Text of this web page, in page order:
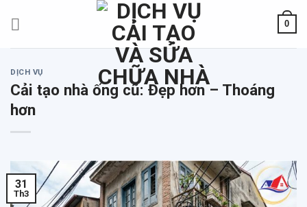
0
DỊCH VỤ
Cải tạo nhà ống cũ: Đẹp hơn – Thoáng
hơn
31
Th3